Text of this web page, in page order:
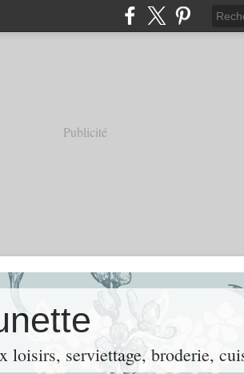
Publicité
loisirs, serviettage, broderie,